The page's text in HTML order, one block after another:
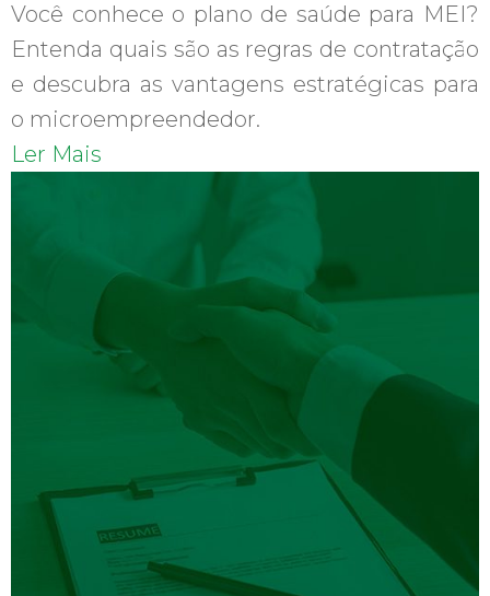
Você conhece o plano de saúde para MEI?
Entenda quais são as regras de contratação
e descubra as vantagens estratégicas para
o microempreendedor.
Ler Mais